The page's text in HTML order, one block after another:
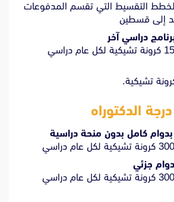
التقسيط التي تقسم المدفوعات
إلى قسطين
دراسي آخر
الدكتوراه
كامل بدون منحة دراسية
جزئي